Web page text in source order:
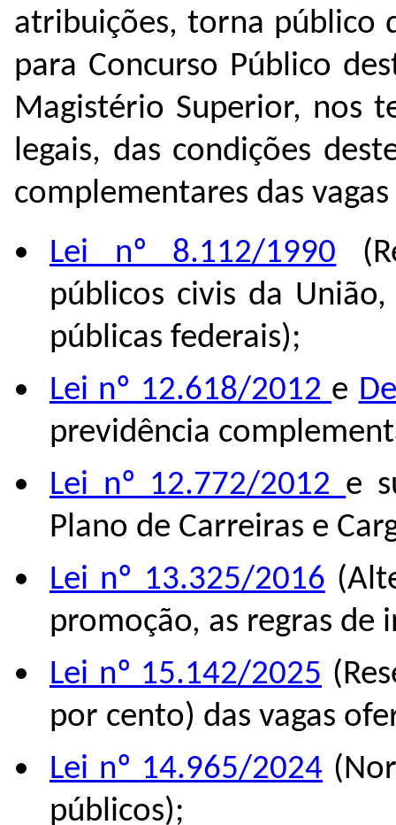
atribuições, torna público
para Concurso Público
Magistério Superior, nos
legais, das condições
complementares das
Lei nº 8.112/1990
públicos civis da
públicas federais);
Lei nº 12.618/2012 e
previdência
Lei nº 12.772/2012 e
Plano de Carreiras e
Lei nº 13.325/2016
promoção, as regras de
Lei nº 15.142/2025
por cento) das vagas
Lei nº 14.965/2024
públicos);